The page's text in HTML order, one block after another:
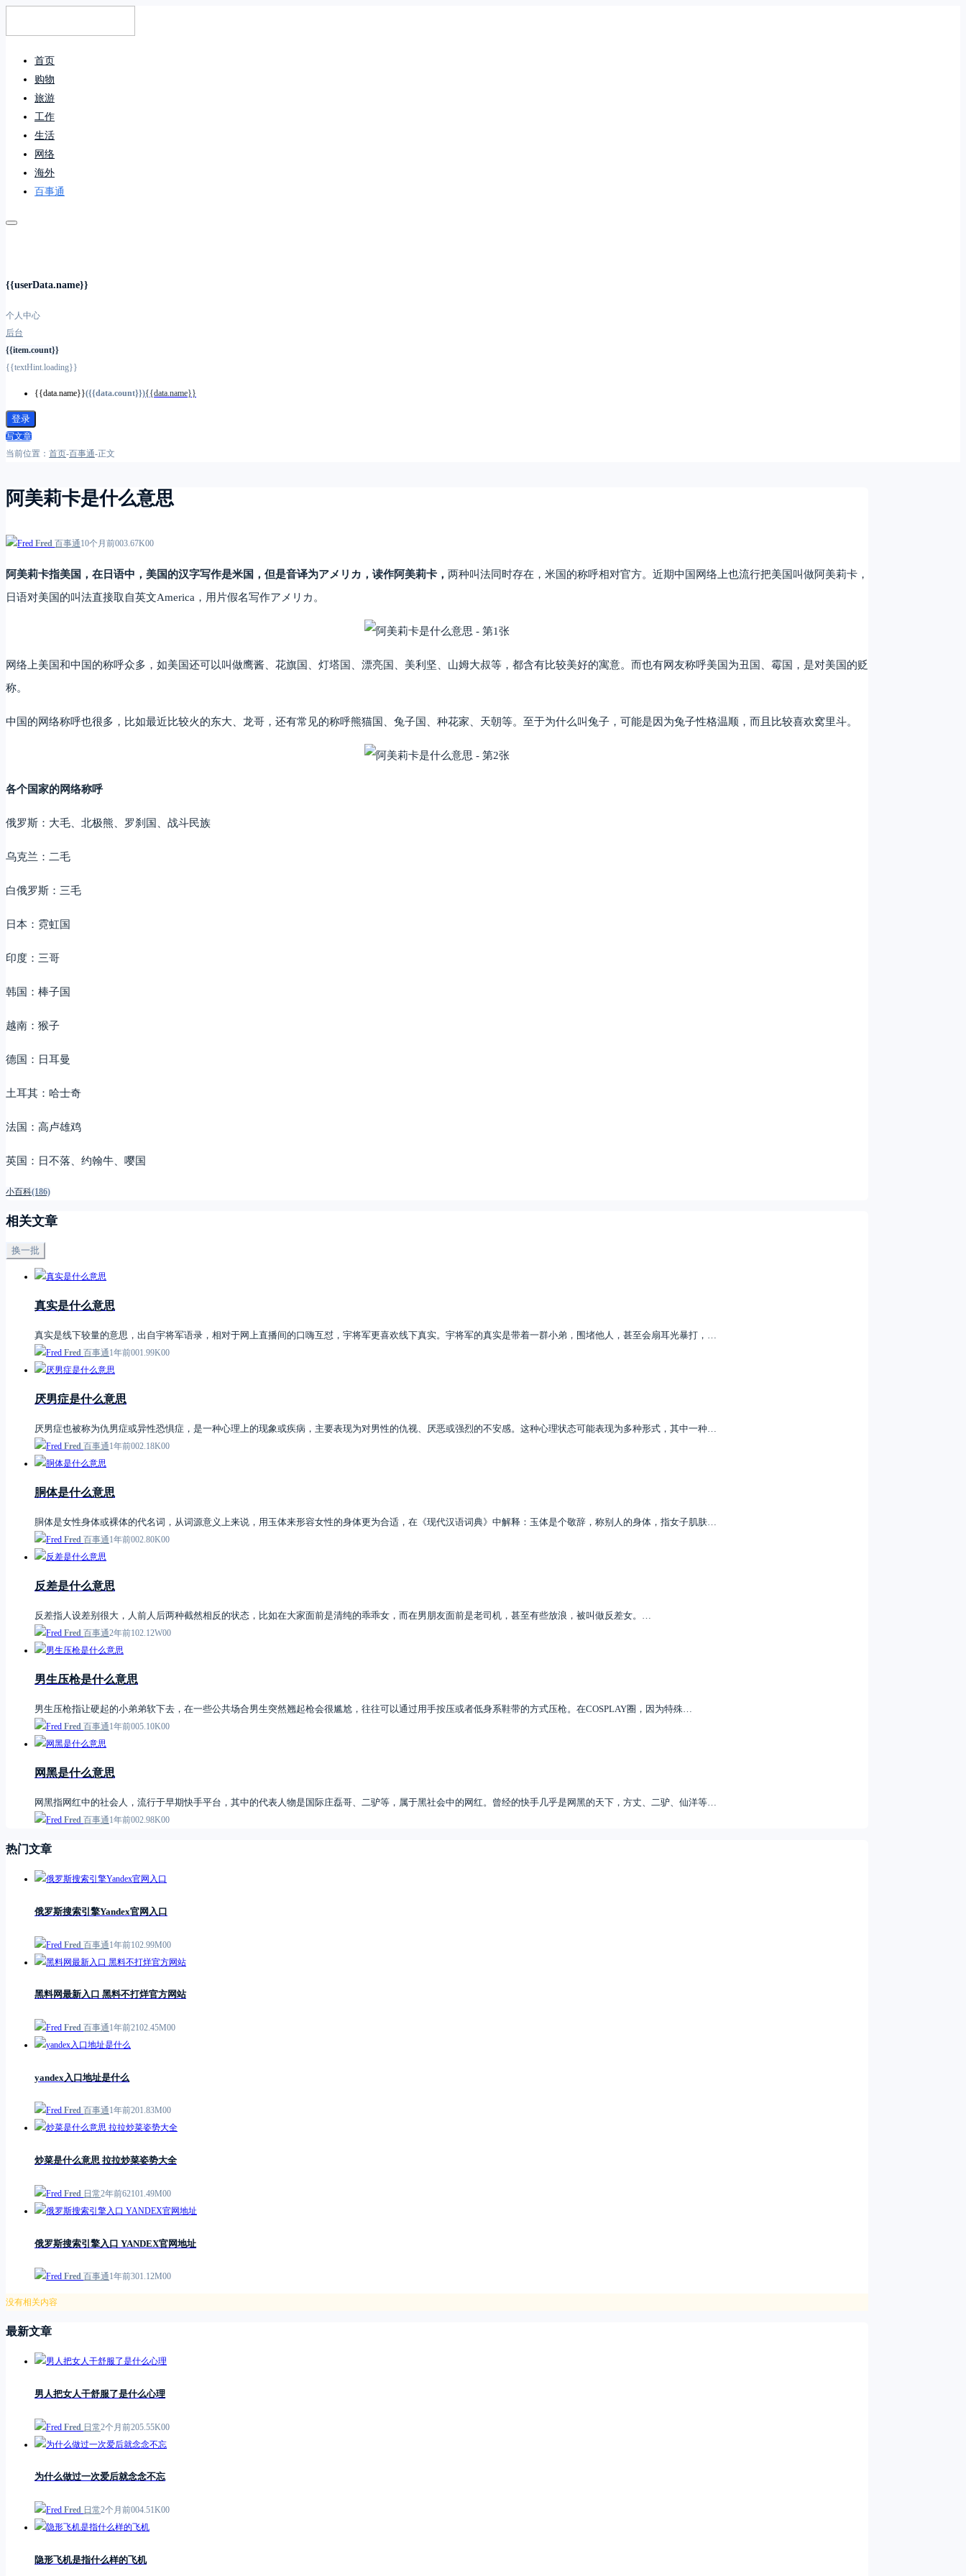
首页
购物
旅游
工作
生活
网络
海外
百事通
{{userData.name}}
个人中心
后台
{{item.count}}
{{textHint.loading}}
{{data.name}}({{data.count}}){{data.name}}
登录
写文章
当前位置： 首页-百事通-正文
阿美莉卡是什么意思
Fred 百事通10个月前003.67K00
阿美莉卡指美国，在日语中，美国的汉字写作是米国，但是音译为アメリカ，读作阿美莉卡， 两种叫法同时存在，米国的称呼相对官方。近期中国网络上也流行把美国叫做阿美莉卡，
日语对美国的叫法直接取自英文America，用片假名写作アメリカ。
网络上美国和中国的称呼众多，如美国还可以叫做鹰酱、花旗国、灯塔国、漂亮国、美利坚、山姆大叔等，都含有比较美好的寓意。而也有网友称呼美国为丑国、霉国，是对美国的贬
称。
中国的网络称呼也很多，比如最近比较火的东大、龙哥，还有常见的称呼熊猫国、兔子国、种花家、天朝等。至于为什么叫兔子，可能是因为兔子性格温顺，而且比较喜欢窝里斗。
各个国家的网络称呼
俄罗斯：大毛、北极熊、罗刹国、战斗民族
乌克兰：二毛
白俄罗斯：三毛
日本：霓虹国
印度：三哥
韩国：棒子国
越南：猴子
德国：日耳曼
土耳其：哈士奇
法国：高卢雄鸡
英国：日不落、约翰牛、嘤国
小百科(186)
相关文章
换一批
真实是什么意思
真实是线下较量的意思，出自宇将军语录，相对于网上直播间的口嗨互怼，宇将军更喜欢线下真实。宇将军的真实是带着一群小弟，围堵他人，甚至会扇耳光暴打，…
Fred 百事通1年前001.99K00
厌男症是什么意思
厌男症也被称为仇男症或异性恐惧症，是一种心理上的现象或疾病，主要表现为对男性的仇视、厌恶或强烈的不安感。这种心理状态可能表现为多种形式，其中一种…
Fred 百事通1年前002.18K00
胴体是什么意思
胴体是女性身体或裸体的代名词，从词源意义上来说，用玉体来形容女性的身体更为合适，在《现代汉语词典》中解释：玉体是个敬辞，称别人的身体，指女子肌肤…
Fred 百事通1年前002.80K00
反差是什么意思
反差指人设差别很大，人前人后两种截然相反的状态，比如在大家面前是清纯的乖乖女，而在男朋友面前是老司机，甚至有些放浪，被叫做反差女。…
Fred 百事通2年前102.12W00
男生压枪是什么意思
男生压枪指让硬起的小弟弟软下去，在一些公共场合男生突然翘起枪会很尴尬，往往可以通过用手按压或者低身系鞋带的方式压枪。在COSPLAY圈，因为特殊…
Fred 百事通1年前005.10K00
网黑是什么意思
网黑指网红中的社会人，流行于早期快手平台，其中的代表人物是国际庄磊哥、二驴等，属于黑社会中的网红。曾经的快手几乎是网黑的天下，方丈、二驴、仙洋等…
Fred 百事通1年前002.98K00
热门文章
俄罗斯搜索引擎Yandex官网入口
Fred 百事通1年前102.99M00
黑料网最新入口 黑料不打烊官方网站
Fred 百事通1年前2102.45M00
yandex入口地址是什么
Fred 百事通1年前201.83M00
炒菜是什么意思 拉拉炒菜姿势大全
Fred 日常2年前62101.49M00
俄罗斯搜索引擎入口 YANDEX官网地址
Fred 百事通1年前301.12M00
没有相关内容
最新文章
男人把女人干舒服了是什么心理
Fred 日常2个月前205.55K00
为什么做过一次爱后就念念不忘
Fred 日常2个月前004.51K00
隐形飞机是指什么样的飞机